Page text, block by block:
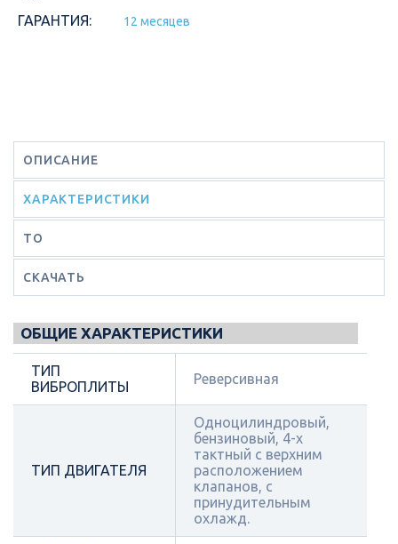
ГАРАНТИЯ: 12 месяцев
ОПИСАНИЕ
ХАРАКТЕРИСТИКИ
ТО
СКАЧАТЬ
ОБЩИЕ ХАРАКТЕРИСТИКИ
ТИП
ВИБРОПЛИТЫ
Реверсивная
ТИП ДВИГАТЕЛЯ
Одноцилиндровый,
бензиновый, 4-х
тактный с верхним
расположением
клапанов, с
принудительным
охлажд.